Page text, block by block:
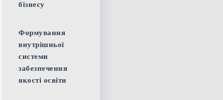
бізнесу
Формування
внутрішньої
системи
забезпечення
якості освіти